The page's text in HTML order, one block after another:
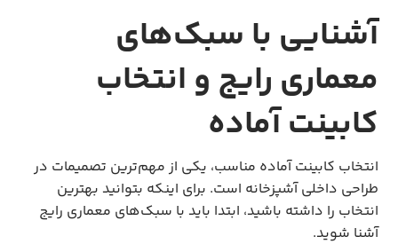
آشنایی با سبک‌های
معماری رایج و انتخاب
کابینت آماده
انتخاب کابینت آماده مناسب، یکی از مهم‌ترین تصمیمات در
طراحی داخلی آشپزخانه است. برای اینکه بتوانید بهترین
انتخاب را داشته باشید، ابتدا باید با سبک‌های معماری رایج
آشنا شوید.